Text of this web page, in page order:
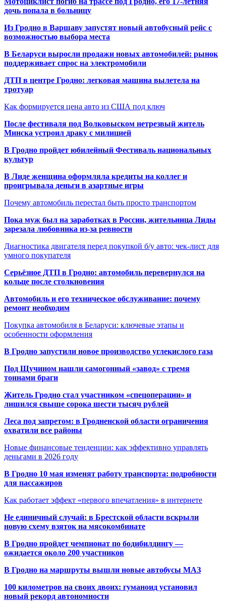
дочь попала в больницу
Из Гродно в Варшаву запустят новый автобусный рейс с
возможностью выбора места
В Беларуси выросли продажи новых автомобилей: рынок
поддерживает спрос на электромобили
ДТП в центре Гродно: легковая машина вылетела на
тротуар
Как формируется цена авто из США под ключ
После фестиваля под Волковыском нетрезвый житель
Минска устроил драку с милицией
В Гродно пройдет юбилейный Фестиваль национальных
культур
В Лиде женщина оформляла кредиты на коллег и
проигрывала деньги в азартные игры
Почему автомобиль перестал быть просто транспортом
Пока муж был на заработках в России, жительница Лиды
зарезала любовника из-за ревности
Диагностика двигателя перед покупкой б/у авто: чек-лист для
умного покупателя
Серьёзное ДТП в Гродно: автомобиль перевернулся на
кольце после столкновения
Автомобиль и его техническое обслуживание: почему
ремонт необходим
Покупка автомобиля в Беларуси: ключевые этапы и
особенности оформления
В Гродно запустили новое производство углекислого газа
Под Щучином нашли самогонный «завод» с тремя
тоннами браги
Житель Гродно стал участником «спецоперации» и
лишился свыше сорока шести тысяч рублей
Леса под запретом: в Гродненской области ограничения
охватили все районы
Новые финансовые тенденции: как эффективно управлять
деньгами в 2026 году
В Гродно 10 мая изменят работу транспорта: подробности
для пассажиров
Как работает эффект «первого впечатления» в интернете
Не единичный случай: в Брестской области вскрыли
новую схему взяток на мясокомбинате
В Гродно пройдет чемпионат по бодибилдингу —
ожидается около 200 участников
В Гродно на маршруты вышли новые автобусы МАЗ
100 километров на своих двоих: гуманоид установил
новый рекорд автономности